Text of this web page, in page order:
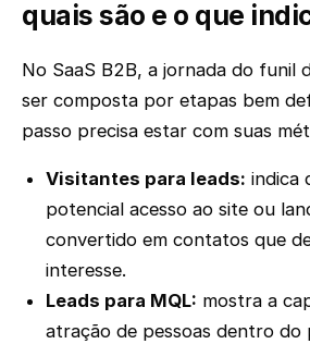
quais são e o que
No SaaS B2B, a jornada do funil
ser composta por etapas bem
passo precisa estar com suas
Visitantes para leads: indica
potencial acesso ao site ou
convertido em contatos que
interesse.
Leads para MQL: mostra a
atração de pessoas dentro do